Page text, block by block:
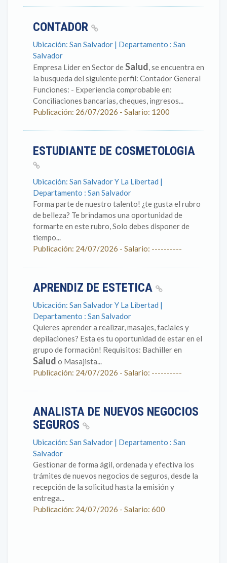
CONTADOR
Ubicación: San Salvador | Departamento : San
Salvador
Empresa Lider en Sector deSalud, se encuentra en
la busqueda del siguiente perfil: Contador General
Funciones: - Experiencia comprobable en:
Conciliaciones bancarias, cheques, ingresos...
Publicación: 26/07/2026 - Salario: 1200
ESTUDIANTE DE COSMETOLOGIA
Ubicación: San Salvador Y La Libertad |
Departamento : San Salvador
Forma parte de nuestro talento! ¿te gusta el rubro
de belleza? Te brindamos una oportunidad de
formarte en este rubro, Solo debes disponer de
tiempo...
Publicación: 24/07/2026 - Salario: ----------
APRENDIZ DE ESTETICA
Ubicación: San Salvador Y La Libertad |
Departamento : San Salvador
Quieres aprender a realizar, masajes, faciales y
depilaciones? Esta es tu oportunidad de estar en el
grupo de formaciòn! Requisitos: Bachiller en
Salud o Masajista...
Publicación: 24/07/2026 - Salario: ----------
ANALISTA DE NUEVOS NEGOCIOS
SEGUROS
Ubicación: San Salvador | Departamento : San
Salvador
Gestionar de forma ágil, ordenada y efectiva los
trámites de nuevos negocios de seguros, desde la
recepción de la solicitud hasta la emisión y
entrega...
Publicación: 24/07/2026 - Salario: 600